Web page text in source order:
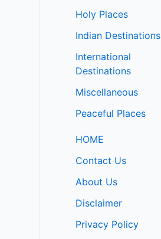
Holy Places
Indian Destinations
International
Destinations
Miscellaneous
Peaceful Places
HOME
Contact Us
About Us
Disclaimer
Privacy Policy